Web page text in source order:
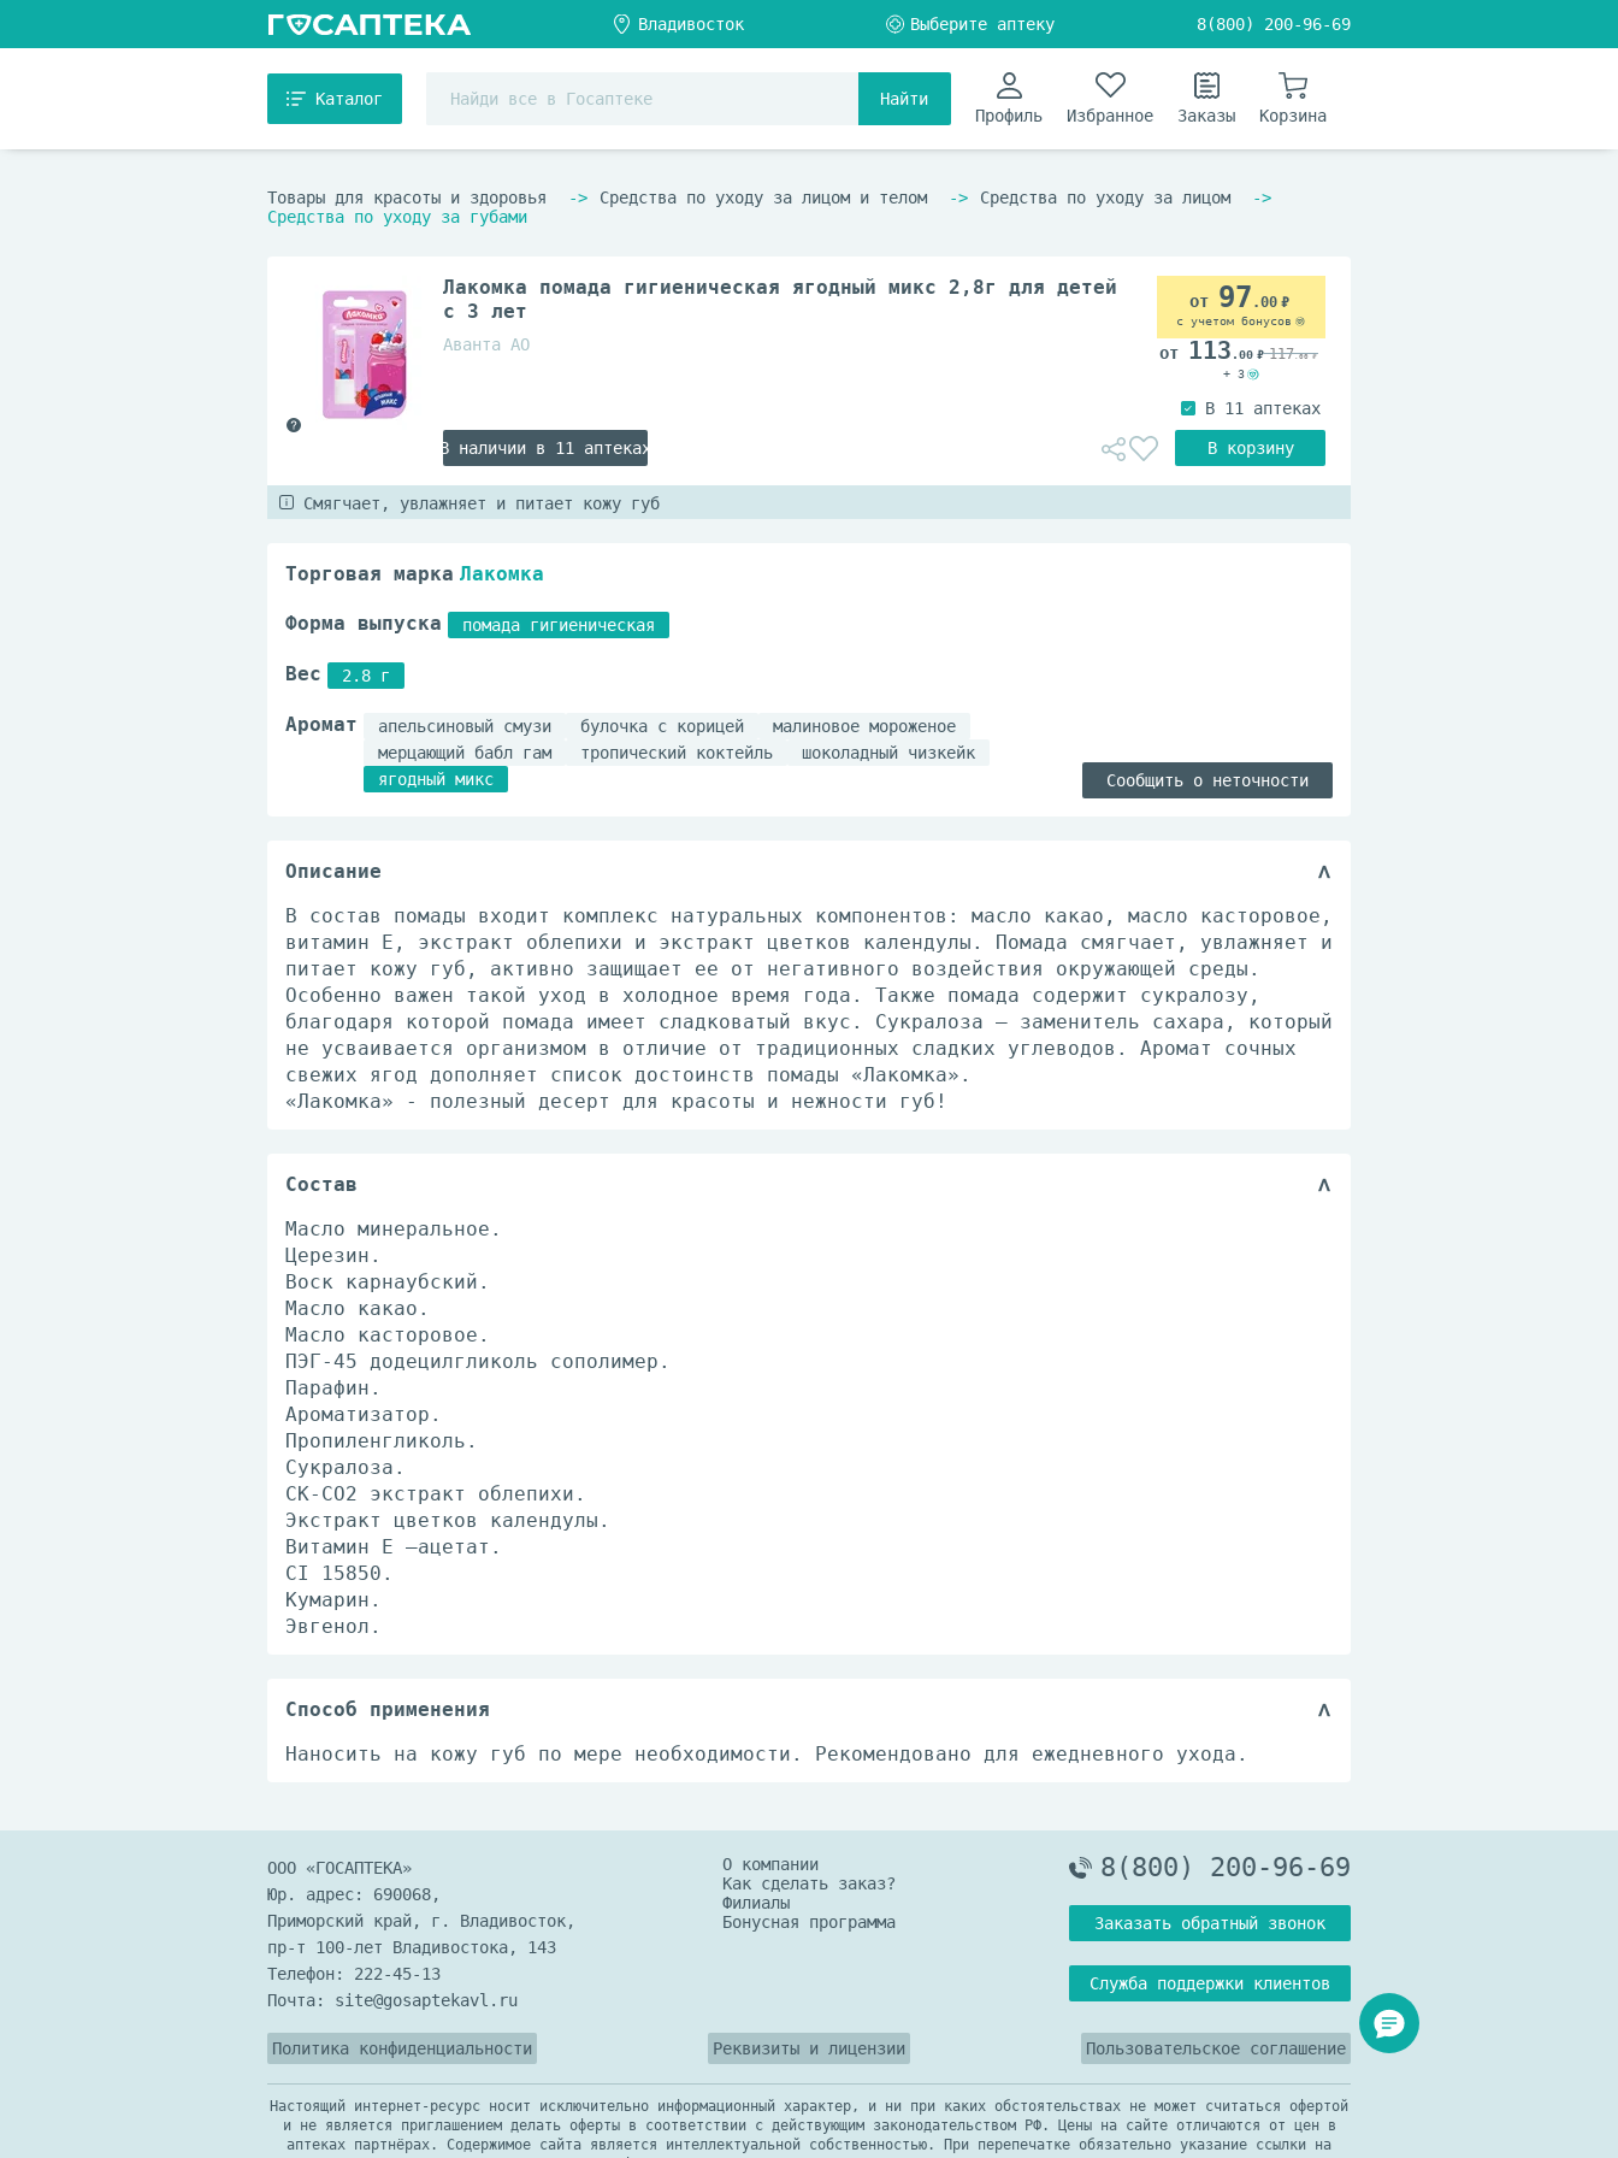
8(800) 200-96-69
Каталог
Найти
Профиль
Избранное Заказы Корзина
Товары для красоты и здоровья Средства по уходу за лицом и телом
Средства по уходу за лицом
Средства по уходу за губами
Лакомка помада гигиеническая ягодный микс 2,8г для детей
с 3 лет
Аванта АО
В наличии в 11 аптеках
97 .00
с учетом бонусов
113 .00 117.00
+ 3
Смягчает, увлажняет и питает кожу губ
Торговая марка Лакомка
Форма выпуска помада гигиеническая
Вес 2.8 г
Аромат апельсиновый смузи булочка с корицей
малиновое мороженое
мерцающий бабл гам
тропический коктейль
шоколадный чизкейк
ягодный микс
Сообщить о неточности
Описание
В состав помады входит комплекс натуральных компонентов: масло какао, масло касторовое,
витамин Е, экстракт облепихи и экстракт цветков календулы. Помада смягчает, увлажняет и
питает кожу губ, активно защищает ее от негативного воздействия окружающей среды.
Особенно важен такой уход в холодное время года. Также помада содержит сукралозу,
благодаря которой помада имеет сладковатый вкус. Сукралоза – заменитель сахара, который
не усваивается организмом в отличие от традиционных сладких углеводов. Аромат сочных
свежих ягод дополняет список достоинств помады «Лакомка».
«Лакомка» - полезный десерт для красоты и нежности губ!
Состав
Масло минеральное.
Церезин.
Воск карнаубский.
Масло какао.
Масло касторовое.
ПЭГ-45 додецилгликоль сополимер.
Парафин.
Ароматизатор.
Пропиленгликоль.
Сукралоза.
СК-СО2 экстракт облепихи.
Экстракт цветков календулы.
Витамин Е –ацетат.
CI 15850.
Кумарин.
Эвгенол.
Способ применения
Наносить на кожу губ по мере необходимости. Рекомендовано для ежедневного ухода.
ООО «ГОСАПТЕКА»
Юр. адрес: 690068,
Приморский край, г. Владивосток,
пр-т 100-лет Владивостока, 143
Телефон: 222-45-13
Почта: site@gosaptekavl.ru
О компании
Как сделать заказ?
Филиалы
Бонусная программа
8(800) 200-96-69
Заказать обратный звонок
Служба поддержки клиентов
Политика конфиденциальности Реквизиты и лицензии Пользовательское соглашение
Настоящий интернет-ресурс носит исключительно информационный характер, и ни при каких обстоятельствах не может считаться офертой
и не является приглашением делать оферты в соответствии с действующим законодательством РФ. Цены на сайте отличаются от цен в
аптеках партнёрах. Содержимое сайта является интеллектуальной собственностью. При перепечатке обязательно указание ссылки на